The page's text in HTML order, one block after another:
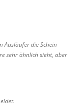
Ausläufer die Schein-
sehr ähnlich sieht, aber